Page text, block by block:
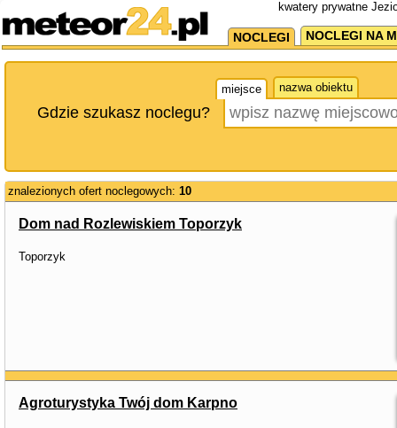
kwatery prywatne
NOCLEGI NOCLEGI NA
miejsce nazwa obiektu
Gdzie szukasz noclegu?
znalezionych ofert noclegowych: 10
Dom nad Rozlewiskiem Toporzyk
Toporzyk
Agroturystyka Twój dom Karpno